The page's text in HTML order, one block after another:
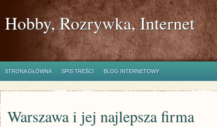
Hobby, Rozrywka, Internet
STRONA GŁÓWNA SPIS TREŚCI BLOG INTERNETOWY
Warszawa i jej najlepsza firma